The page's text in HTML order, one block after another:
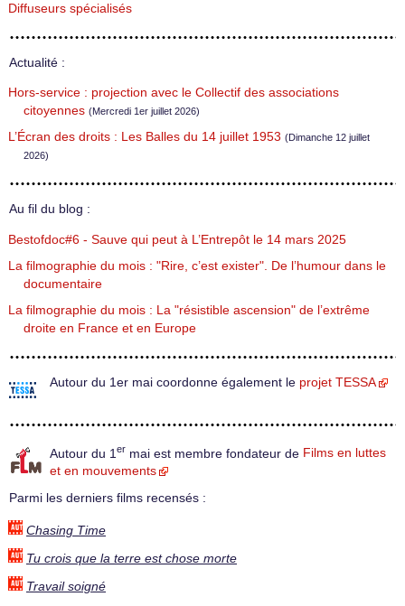
Diffuseurs spécialisés
Actualité :
Hors-service : projection avec le Collectif des associations
citoyennes (Mercredi 1er juillet 2026)
L’Écran des droits : Les Balles du 14 juillet 1953 (Dimanche 12 juillet
2026)
Au fil du blog :
Bestofdoc#6 - Sauve qui peut à L’Entrepôt le 14 mars 2025
La filmographie du mois : "Rire, c’est exister". De l’humour dans le
documentaire
La filmographie du mois : La "résistible ascension" de l’extrême
droite en France et en Europe
Autour du 1er mai coordonne également le projet TESSA
Autour du 1 er mai est membre fondateur de Films en luttes
et en mouvements
Parmi les derniers films recensés :
Chasing Time
Tu crois que la terre est chose morte
Travail soigné